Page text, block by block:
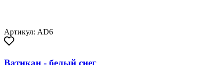
Артикул: AD6
Ватикан - белый снег